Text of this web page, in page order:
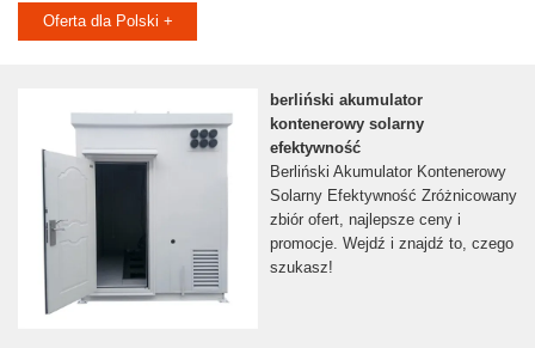
Oferta dla Polski +
berliński akumulator
kontenerowy solarny
efektywność
Berliński Akumulator Kontenerowy
Solarny Efektywność Zróżnicowany
zbiór ofert, najlepsze ceny i
promocje. Wejdź i znajdź to, czego
szukasz!